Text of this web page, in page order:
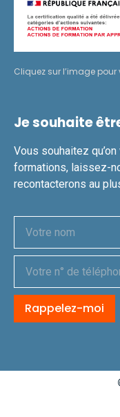
Cliquez sur l’image
Je souhaite
Vous souhaitez
formations, laissez-
recontacterons au
Rappelez-moi